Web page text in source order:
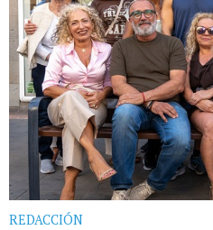
REDACCIÓN